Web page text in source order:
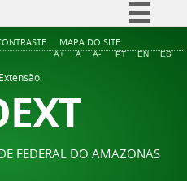
Simplifique!
Acesso à informação
MAPA DO SITE
A+ A A- PT EN ES
FEDERAL DO AMAZONAS